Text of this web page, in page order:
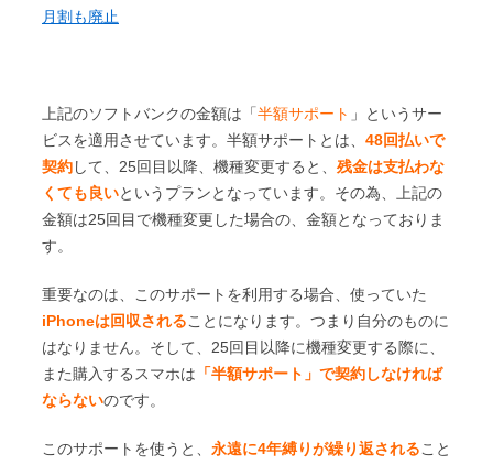
Max
iPhone
XS
Max
512GB
177,984
円
（7,416
円／
月）
125,712
円
（5,238
円／
月）
119,760
円
（4,990
円／
月）
96,480
円
（4,020
円／
月）
月割も廃止
上記のソフトバンクの金額は「半額サポート 」というサー
ビスを適用させています。半額サポートとは、 48回払いで
契約して、25回目以降、機種変更すると、 残金は支払わな
くても良いというプランとなっています。その為、上記の
金額は25回目で機種変更した場合の、金額となっておりま
す。
重要なのは、このサポートを利用する場合、使っていた
iPhoneは回収されることになります。つまり自分のものに
はなりません。そして、25回目以降に機種変更する際に、
また購入するスマホは 「半額サポート」で契約しなければ
ならないのです。
このサポートを使うと、 永遠に4年縛りが繰り返されること